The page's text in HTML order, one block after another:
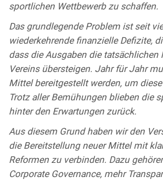
sportlichen Wettbewerb zu schaffen.
Das grundlegende Problem ist seit
wiederkehrende finanzielle Defizite,
dass die Ausgaben die tatsächlichen
Vereins übersteigen. Jahr für Jahr
Mittel bereitgestellt werden, um
Trotz aller Bemühungen blieben die
hinter den Erwartungen zurück.
Aus diesem Grund haben wir den
die Bereitstellung neuer Mittel mit
Reformen zu verbinden. Dazu
Corporate Governance, mehr